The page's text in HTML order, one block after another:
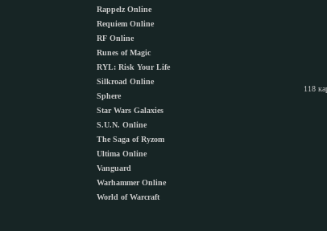
Rappelz Online
Requiem Online
RF Online
Runes of Magic
RYL: Risk Your Life
Silkroad Online
Sphere
Star Wars Galaxies
S.U.N. Online
The Saga of Ryzom
Ultima Online
Vanguard
Warhammer Online
World of Warcraft
118